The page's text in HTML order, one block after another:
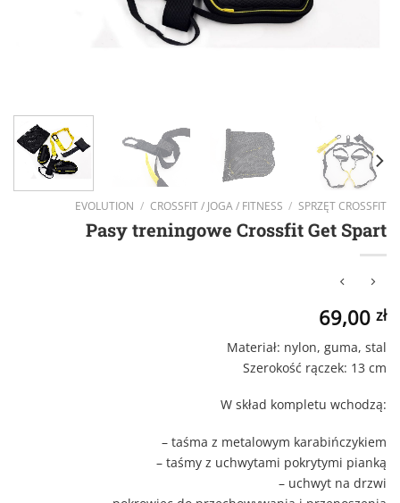
EVOLUTION / CROSSFIT / JOGA / FITNESS / SPRZĘT CROSSFIT
Pasy treningowe Crossfit Get Spart
69,00 zł
Materiał: nylon, guma, stal
Szerokość rączek: 13 cm
W skład kompletu wchodzą:
– taśma z metalowym karabińczykiem
– taśmy z uchwytami pokrytymi pianką
– uchwyt na drzwi